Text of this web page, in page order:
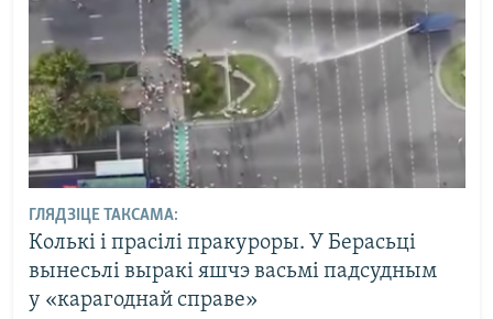
ГЛЯДЗІЦЕ ТАКСАМА:
Колькі і прасілі пракуроры. У Берасьці
вынесьлі выракі яшчэ васьмі падсудным
у «карагоднай справе»